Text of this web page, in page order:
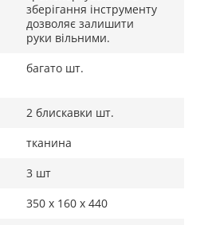
зберігання інструменту
дозволяє залишити
руки вільними.
багато шт.
2 блискавки шт.
тканина
3 шт
350 x 160 x 440